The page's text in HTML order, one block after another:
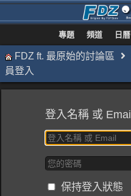
專題 頻道 日曆
FDZ ft. 最原始的討論區
員登入
登入名稱 或 Email
保持登入狀態